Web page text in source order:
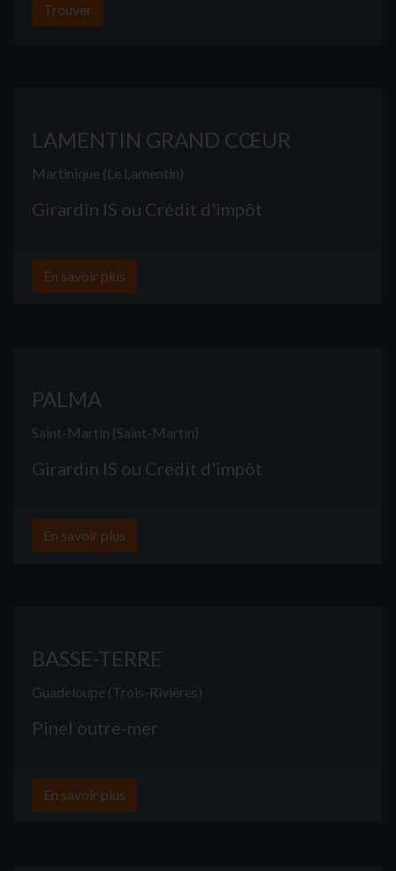
Trouver
LAMENTIN GRAND CŒUR
Martinique (Le Lamentin)
Girardin IS ou Crédit d'impôt
En savoir plus
PALMA
Saint-Martin (Saint-Martin)
Girardin IS ou Crédit d'impôt
En savoir plus
BASSE-TERRE
Guadeloupe (Trois-Rivières)
Pinel outre-mer
En savoir plus